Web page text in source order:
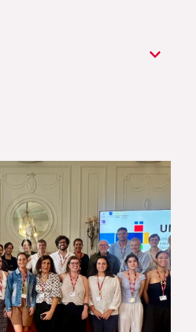
Sostenible (524)
Y CARIBE (490)
(333)
Educación (225)